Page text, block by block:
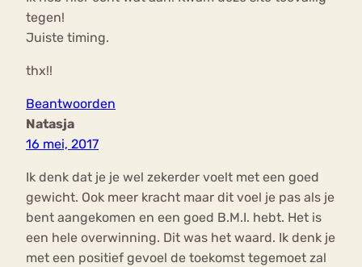
tegen!
Juiste timing.
thx!!
Beantwoorden
Natasja
16 mei, 2017
Ik denk dat je je wel zekerder voelt met een goed
gewicht. Ook meer kracht maar dit voel je pas als je
bent aangekomen en een goed B.M.I. hebt. Het is
een hele overwinning. Dit was het waard. Ik denk je
met een positief gevoel de toekomst tegemoet zal